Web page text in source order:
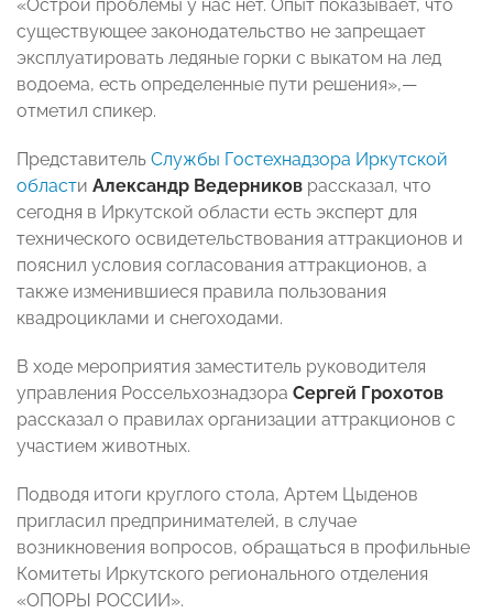
«Острой проблемы у нас нет. Опыт показывает, что
существующее законодательство не запрещает
эксплуатировать ледяные горки с выкатом на лед
водоема, есть определенные пути решения»,—
отметил спикер.
Представитель Службы Гостехнадзора Иркутской
области Александр Ведерников рассказал, что
сегодня в Иркутской области есть эксперт для
технического освидетельствования аттракционов и
пояснил условия согласования аттракционов, а
также изменившиеся правила пользования
квадроциклами и снегоходами.
В ходе мероприятия заместитель руководителя
управления Россельхознадзора Сергей Грохотов
рассказал о правилах организации аттракционов с
участием животных.
Подводя итоги круглого стола, Артем Цыденов
пригласил предпринимателей, в случае
возникновения вопросов, обращаться в профильные
Комитеты Иркутского регионального отделения
«ОПОРЫ РОССИИ».